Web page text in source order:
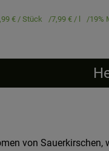
€ / Stück 7,99 € / l 19%
von Sauerkirschen,